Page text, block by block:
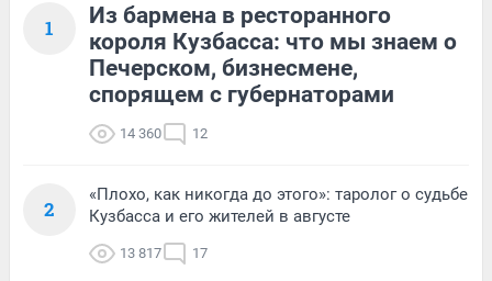
1
Из бармена в ресторанного
короля Кузбасса: что мы знаем о
Печерском, бизнесмене,
спорящем с губернаторами
14 360 12
2
«Плохо, как никогда до этого»: таролог о судьбе
Кузбасса и его жителей в августе
13 817 17